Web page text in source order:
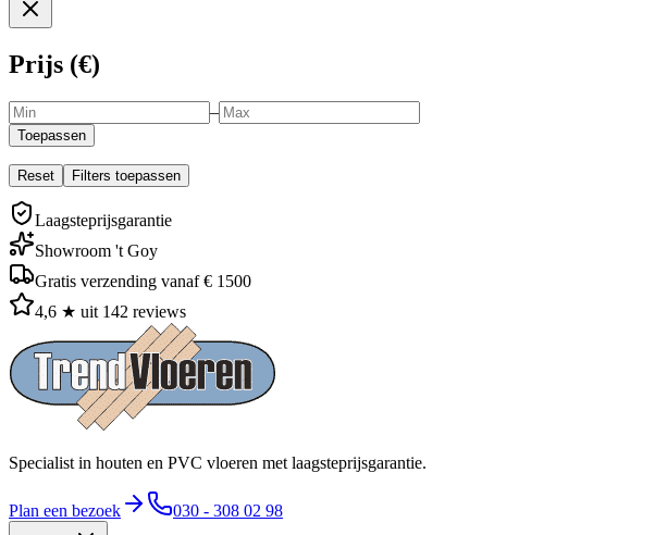
Prijs (€)
–
Toepassen
Reset Filters toepassen
Laagsteprijsgarantie
Showroom 't Goy
Gratis verzending vanaf € 1500
4,6 ★ uit 142 reviews
Specialist in houten en PVC vloeren met laagsteprijsgarantie.
Plan een bezoek 030 - 308 02 98